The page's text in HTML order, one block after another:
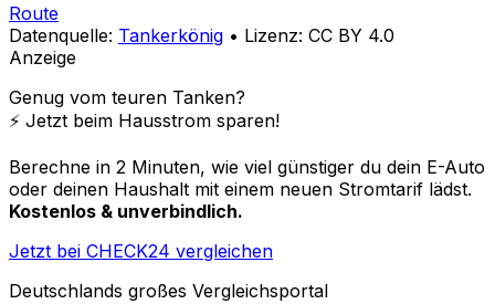
Route
Datenquelle: Tankerkönig • Lizenz: CC BY 4.0
Anzeige
Genug vom teuren Tanken?
⚡️ Jetzt beim Hausstrom sparen!
Berechne in 2 Minuten, wie viel günstiger du dein E-Auto
oder deinen Haushalt mit einem neuen Stromtarif lädst.
Kostenlos & unverbindlich.
Jetzt bei CHECK24 vergleichen
Deutschlands großes Vergleichsportal